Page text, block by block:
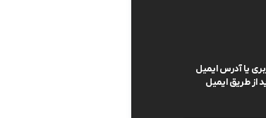
یا آدرس ایمیل
از طریق ایمیل